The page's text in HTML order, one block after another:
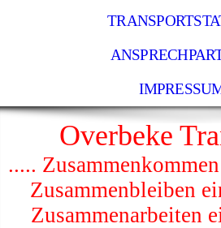
Overbeke
.....
Zusammenbleiben
Zusammenarbeiten